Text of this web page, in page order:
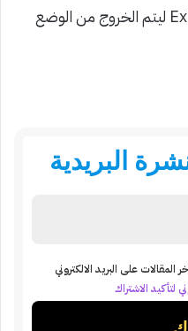
اضغط على Exit Recovery Mode ليتم الخروج من الوضع
البريدية
على البريد الالكتروني
لتأكيد الاشتراك